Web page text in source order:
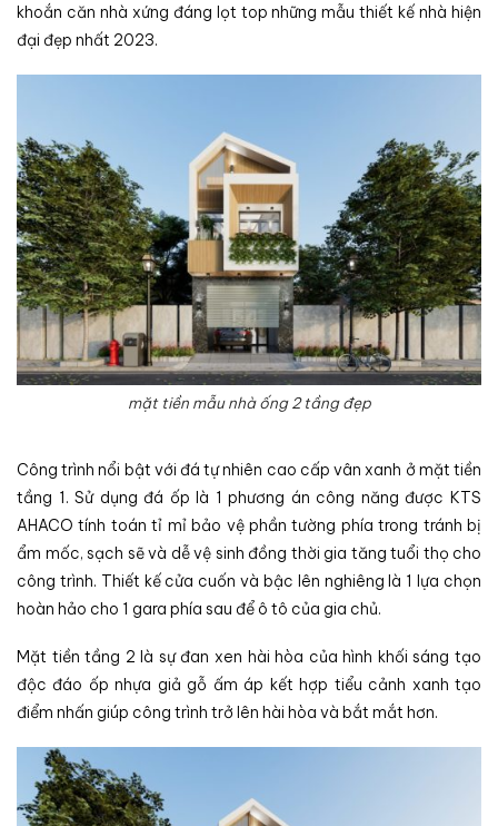
khoắn căn nhà xứng đáng lọt top những mẫu thiết kế nhà hiện
đại đẹp nhất 2023.
mặt tiền mẫu nhà ống 2 tầng đẹp
Công trình nổi bật với đá tự nhiên cao cấp vân xanh ở mặt tiền
tầng 1. Sử dụng đá ốp là 1 phương án công năng được KTS
AHACO tính toán tỉ mỉ bảo vệ phần tường phía trong tránh bị
ẩm mốc, sạch sẽ và dễ vệ sinh đồng thời gia tăng tuổi thọ cho
công trình. Thiết kế cửa cuốn và bậc lên nghiêng là 1 lựa chọn
hoàn hảo cho 1 gara phía sau để ô tô của gia chủ.
Mặt tiền tầng 2 là sự đan xen hài hòa của hình khối sáng tạo
độc đáo ốp nhựa giả gỗ ấm áp kết hợp tiểu cảnh xanh tạo
điểm nhấn giúp công trình trở lên hài hòa và bắt mắt hơn.